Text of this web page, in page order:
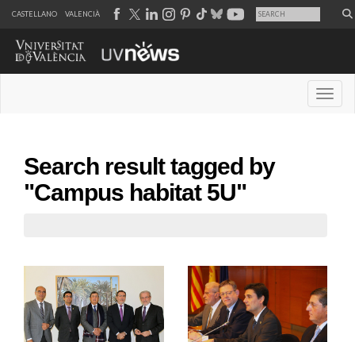
CASTELLANO VALENCIÀ
Search result tagged by
"Campus habitat 5U"